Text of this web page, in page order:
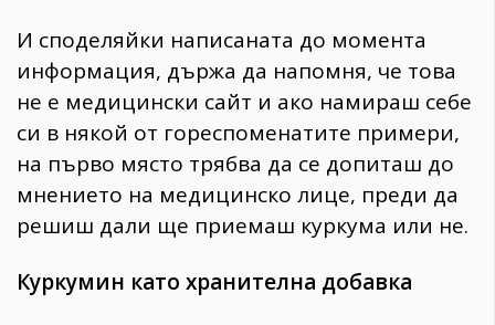
И споделяйки написаната до момента
информация, държа да напомня, че това
не е медицински сайт и ако намираш себе
си в някой от гореспоменатите примери,
на първо място трябва да се допиташ до
мнението на медицинско лице, преди да
решиш дали ще приемаш куркума или не.
Куркумин като хранителна добавка